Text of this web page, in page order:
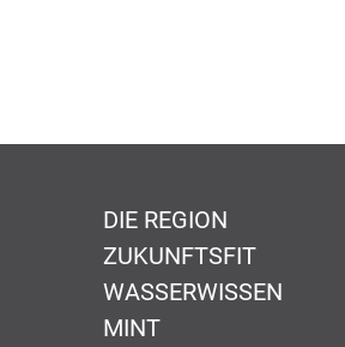
DIE REGION
ZUKUNFTSFIT
WASSERWISSEN
MINT